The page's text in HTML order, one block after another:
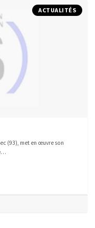
ACTUALITÉS
(93), met en œuvre son